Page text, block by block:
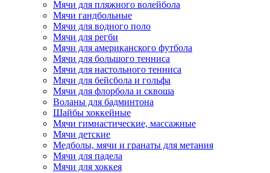
Мячи для пляжного волейбола
Мячи гандбольные
Мячи для водного поло
Мячи для регби
Мячи для американского футбола
Мячи для большого тенниса
Мячи для настольного тенниса
Мячи для бейсбола и гольфа
Мячи для флорбола и сквоша
Воланы для бадминтона
Шайбы хоккейные
Мячи гимнастические, массажные
Мячи детские
Медболы, мячи и гранаты для метания
Мячи для падела
Мячи для хоккея